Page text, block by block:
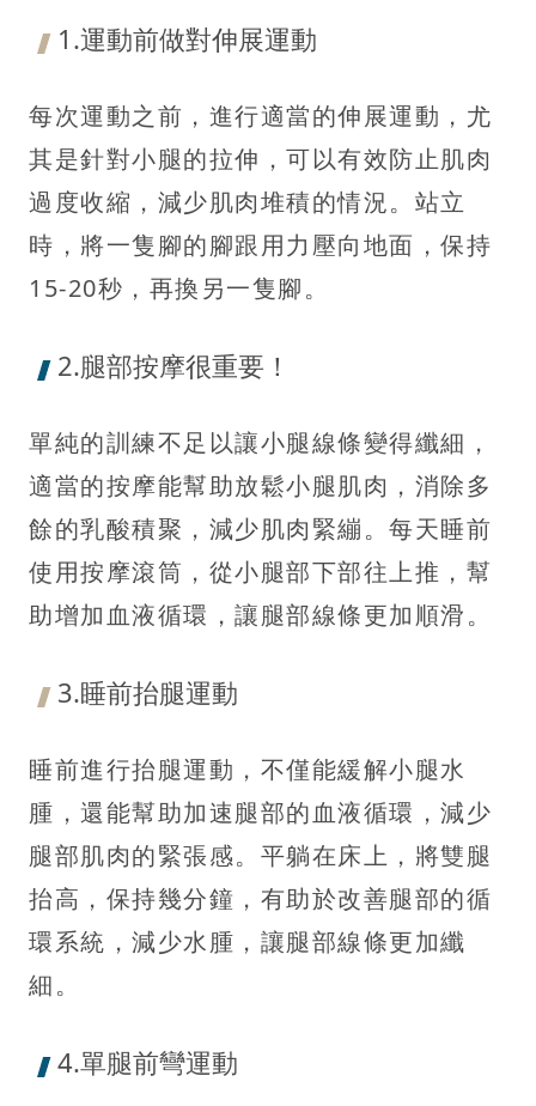
1.運動前做對伸展運動
每次運動之前，進行適當的伸展運動，尤
其是針對小腿的拉伸，可以有效防止肌肉
過度收縮，減少肌肉堆積的情況。站立
時，將一隻腳的腳跟用力壓向地面，保持
15-20秒，再換另一隻腳。
2.腿部按摩很重要！
單純的訓練不足以讓小腿線條變得纖細，
適當的按摩能幫助放鬆小腿肌肉，消除多
餘的乳酸積聚，減少肌肉緊繃。每天睡前
使用按摩滾筒，從小腿部下部往上推，幫
助增加血液循環，讓腿部線條更加順滑。
3.睡前抬腿運動
睡前進行抬腿運動，不僅能緩解小腿水
腫，還能幫助加速腿部的血液循環，減少
腿部肌肉的緊張感。平躺在床上，將雙腿
抬高，保持幾分鐘，有助於改善腿部的循
環系統，減少水腫，讓腿部線條更加纖
細。
4.單腿前彎運動